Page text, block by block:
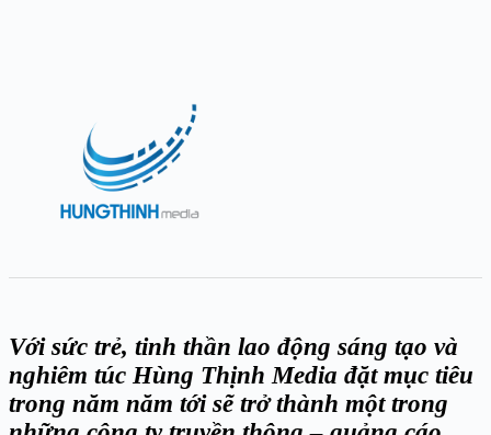
Với sức trẻ, tinh thần lao động sáng tạo và
nghiêm túc Hùng Thịnh Media đặt mục tiêu
trong năm năm tới sẽ trở thành một trong